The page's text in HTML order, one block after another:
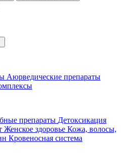
Аюрведические препараты
препараты Детоксикация
Женское здоровье Кожа, волосы,
Кровеносная система